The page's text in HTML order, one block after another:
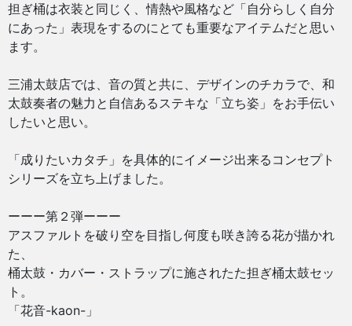
担ぎ桶は衣装と同じく、情熱や風格など「自分らしく自分
にあった」表現をするのにとても重要なアイテムだと思い
ます。
三浦太鼓店では、音の質と共に、デザインのチカラで、和
太鼓奏者の魅力と自信あるステキな「立ち姿」をお手伝い
したいと思い。
「成りたいカタチ」を具体的にイメージ出来るコンセプト
シリーズを立ち上げました。
ーーー第２弾ーーー
アスファルトを破り空を目指し何度も咲き誇る花が描かれ
た、
桶太鼓・カバー・ストラップに施されたた担ぎ桶太鼓セッ
ト。
「花音-kaon-」